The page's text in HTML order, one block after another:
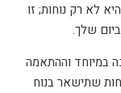
לא רק נוחות; זו
שלך.
במיוחד וההתאמה
שתישאר בנוח